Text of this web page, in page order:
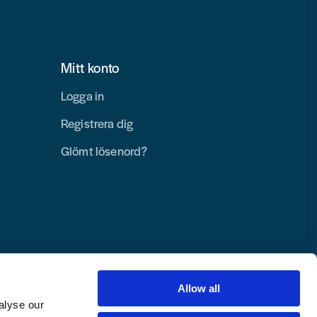
our
Allow all
Mitt konto
Logga in
Registrera dig
Glömt lösenord?